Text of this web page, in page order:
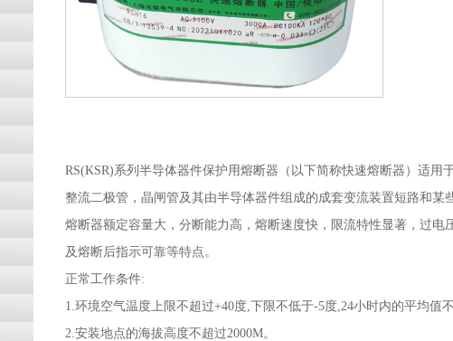
RS(KSR)系列半导体器件保护用熔断器（以下简称快速熔断器）适用
整流二极管，晶闸管及其由半导体器件组成的成套变流装置短路和某
熔断器额定容量大，分断能力高，熔断速度快，限流特性显著，过电
及熔断后指示可靠等特点。
正常工作条件:
1.环境空气温度上限不超过+40度,下限不低于-5度,24小时内的平均值
2.安装地点的海拔高度不超过2000M。